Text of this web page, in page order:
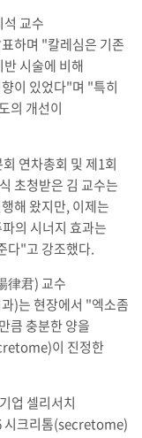
교수
하며 "칼레심은 기존
시술에 비해
이 있었다"며 "특히
의 개선이
연차총회 및 제1회
초청받은 김 교수는
해 왔지만, 이제는
의 시너지 효과는
다"고 강조했다.
律君) 교수
)는 현장에서 "엑소좀
큼 충분한 양을
이 진정한
업 셀리서치
시크리톰(secretome)